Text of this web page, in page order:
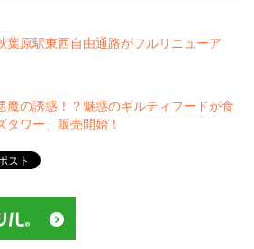
葉原駅東西自由通路がフルリニューア
魔の誘惑！？魅惑のギルティフードが食
ワー」販売開始！